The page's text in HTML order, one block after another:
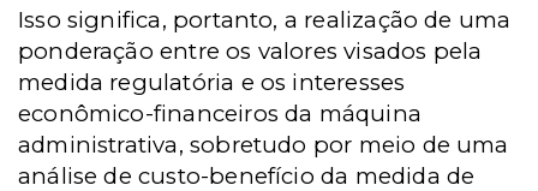
Isso significa, portanto, a realização de uma
ponderação entre os valores visados pela
medida regulatória e os interesses
econômico-financeiros da máquina
administrativa, sobretudo por meio de uma
análise de custo-benefício da medida de